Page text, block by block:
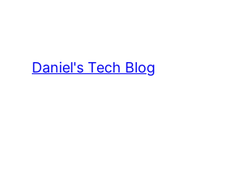
content
Daniel's Tech Blog